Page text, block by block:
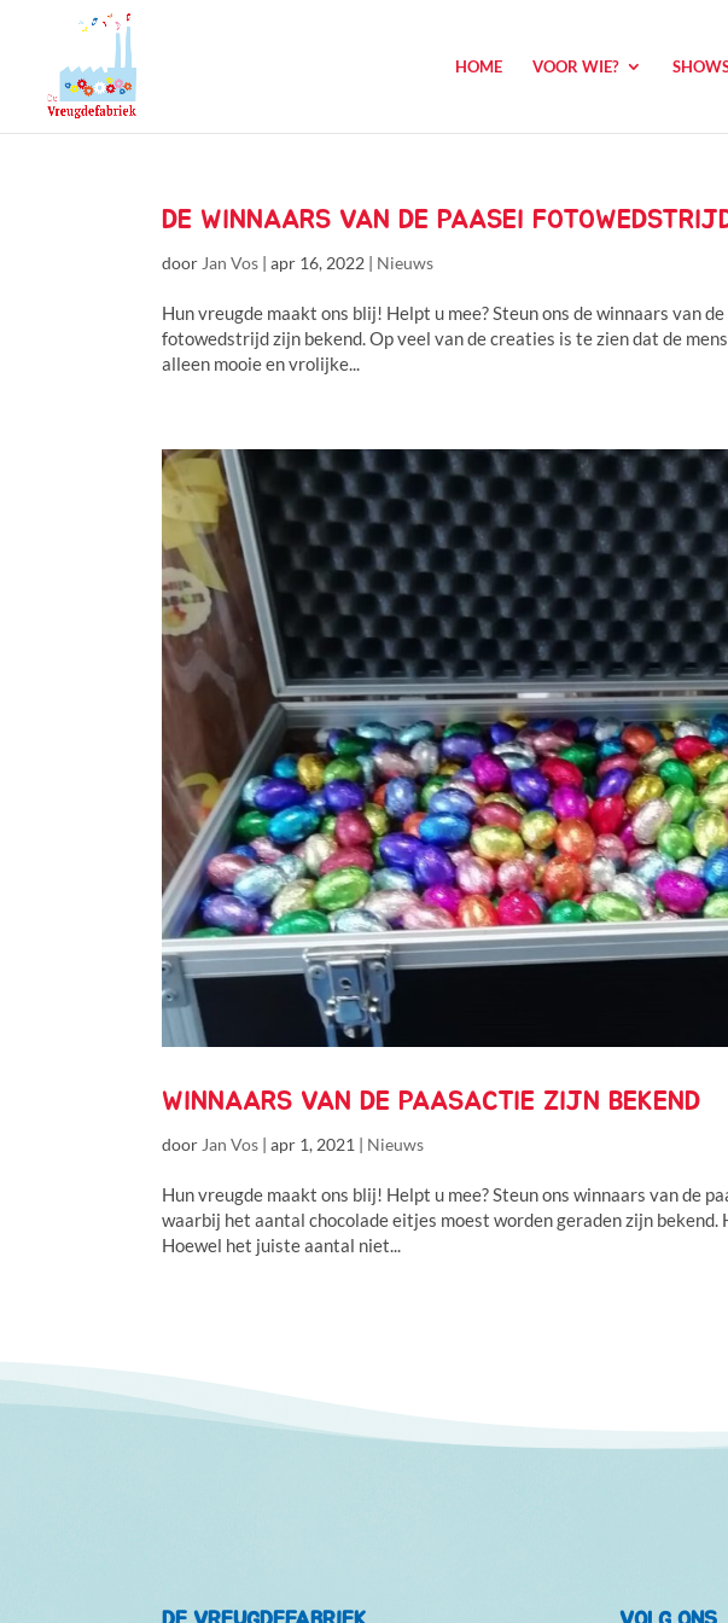
HOME VOOR WIE?
DE WINNAARS VAN DE PAASEI
door Jan Vos |apr 16, 2022 | Nieuws
Hun vreugde maakt ons blij! Helpt u mee? Steun ons de winnaars van
fotowedstrijd zijn bekend. Op veel van de creaties is te zien dat de
alleen mooie en vrolijke...
WINNAARS VAN DE PAASACTIE ZIJN BEKEND
door Jan Vos |apr 1, 2021 | Nieuws
Hun vreugde maakt ons blij! Helpt u mee? Steun ons winnaars van de
waarbij het aantal chocolade eitjes moest worden geraden zijn
Hoewel het juiste aantal niet...